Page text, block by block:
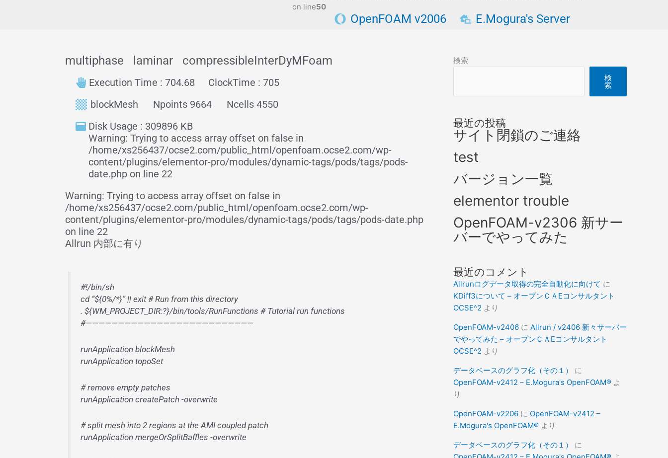
on line50
OpenFOAM v2006 E.Mogura's Server
multiphase laminar compressibleInterDyMFoam
Execution Time : 704.68
ClockTime : 705
blockMesh
Npoints 9664
Ncells 4550
Disk Usage : 309896 KB
Warning: Trying to access array offset on false in
/home/xs256437/ocse2.com/public_html/openfoam.ocse2.com/wp-
content/plugins/elementor-pro/modules/dynamic-tags/pods/tags/pods-
date.php on line 22
Warning: Trying to access array offset on false in
/home/xs256437/ocse2.com/public_html/openfoam.ocse2.com/wp-
content/plugins/elementor-pro/modules/dynamic-tags/pods/tags/pods-date.php
on line 22
Allrun 内部に有り
#!/bin/sh
cd “${0%/*}” || exit # Run from this directory
. ${WM_PROJECT_DIR:?}/bin/tools/RunFunctions # Tutorial run functions
#——————————————————————————
runApplication blockMesh
runApplication topoSet
# remove empty patches
runApplication createPatch -overwrite
# split mesh into 2 regions at the AMI coupled patch
runApplication mergeOrSplitBaffles -overwrite
検索
検
索
最近の投稿
サイト閉鎖のご連絡
test
バージョン一覧
elementor trouble
OpenFOAM-v2306 新サー
バーでやってみた
最近のコメント
Allrunログデータ取得の完全自動化に向けて に
KDiff3について – オープンＣＡEコンサルタント
OCSE^2 より
OpenFOAM-v2406に Allrun / v2406 新々サーバー
でやってみた – オープンＣＡEコンサルタント
OCSE^2 より
データベースのグラフ化（その１）
に
OpenFOAM-v2412 – E.Mogura's OpenFOAM®よ
り
OpenFOAM-v2206に OpenFOAM-v2412 –
E.Mogura's OpenFOAM®より
データベースのグラフ化（その１）
に